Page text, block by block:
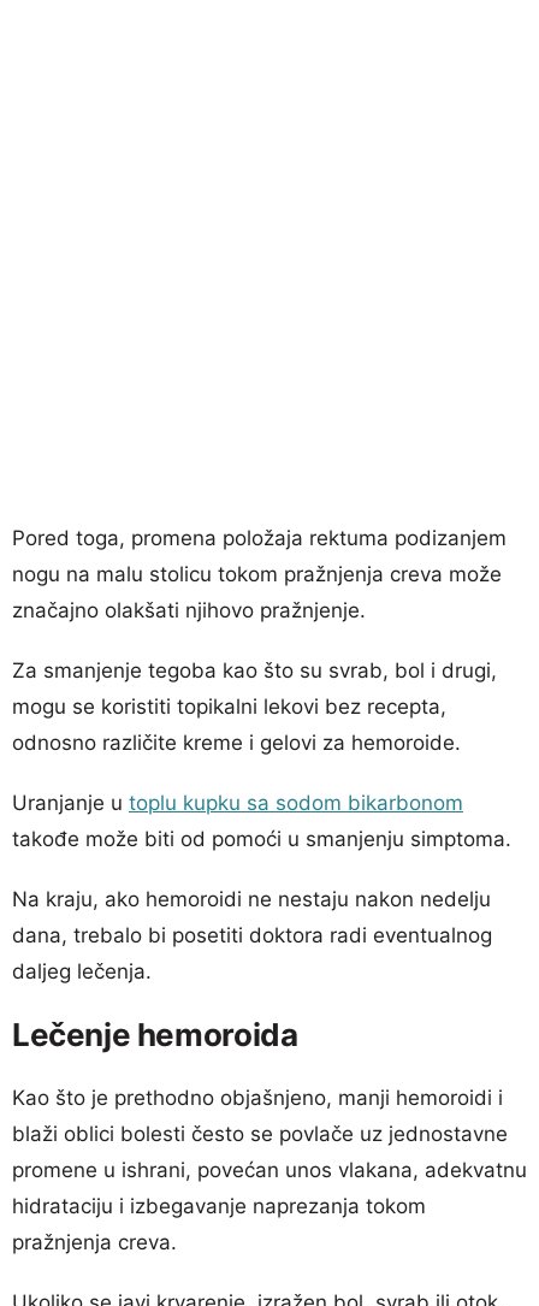
Pored toga, promena položaja rektuma podizanjem
nogu na malu stolicu tokom pražnjenja creva može
značajno olakšati njihovo pražnjenje.
Za smanjenje tegoba kao što su svrab, bol i drugi,
mogu se koristiti topikalni lekovi bez recepta,
odnosno različite kreme i gelovi za hemoroide.
Uranjanje u toplu kupku sa sodom bikarbonom
takođe može biti od pomoći u smanjenju simptoma.
Na kraju, ako hemoroidi ne nestaju nakon nedelju
dana, trebalo bi posetiti doktora radi eventualnog
daljeg lečenja.
Lečenje hemoroida
Kao što je prethodno objašnjeno, manji hemoroidi i
blaži oblici bolesti često se povlače uz jednostavne
promene u ishrani, povećan unos vlakana, adekvatnu
hidrataciju i izbegavanje naprezanja tokom
pražnjenja creva.